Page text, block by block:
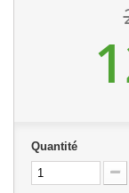
Quantité